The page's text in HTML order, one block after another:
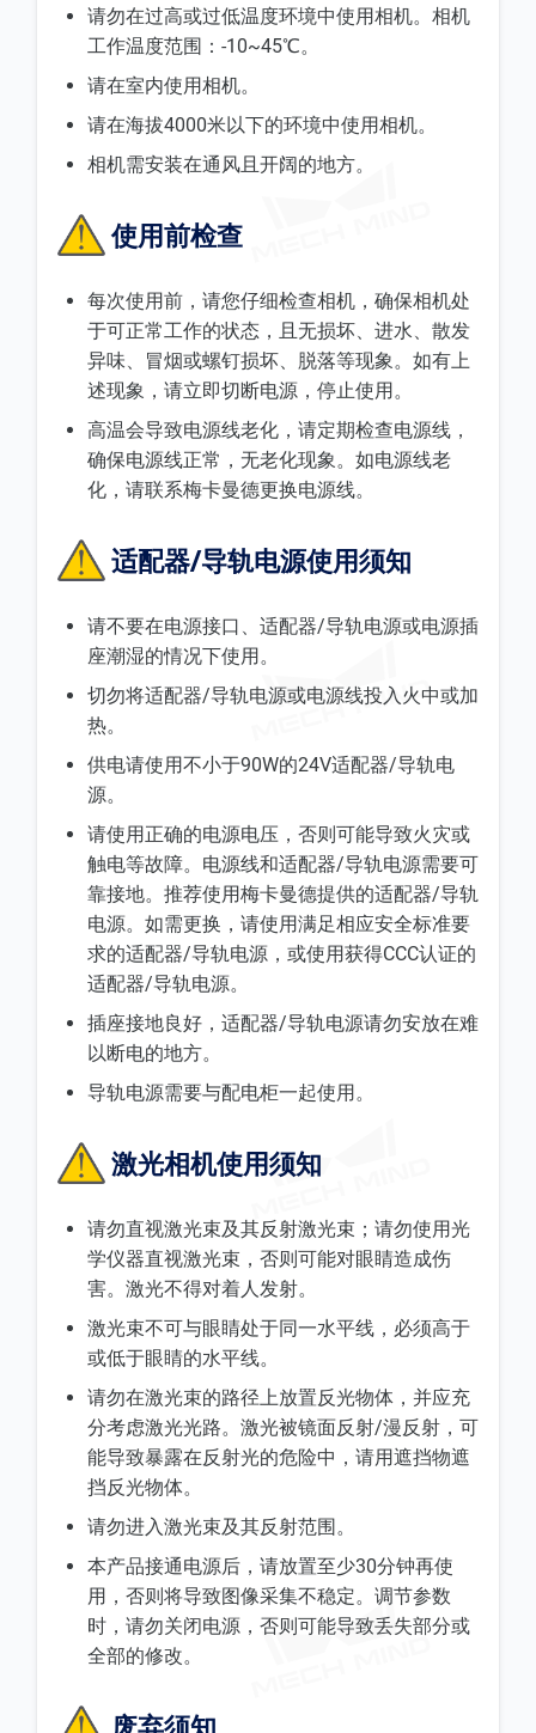
请勿在过高或过低温度环境中使用相机。相机
工作温度范围：-10~45℃。
请在室内使用相机。
请在海拔4000米以下的环境中使用相机。
相机需安装在通风且开阔的地方。
使用前检查
每次使用前，请您仔细检查相机，确保相机处
于可正常工作的状态，且无损坏、进水、散发
异味、冒烟或螺钉损坏、脱落等现象。如有上
述现象，请立即切断电源，停止使用。
高温会导致电源线老化，请定期检查电源线，
确保电源线正常，无老化现象。如电源线老
化，请联系梅卡曼德更换电源线。
适配器/导轨电源使用须知
请不要在电源接口、适配器/导轨电源或电源插
座潮湿的情况下使用。
切勿将适配器/导轨电源或电源线投入火中或加
热。
供电请使用不小于90W的24V适配器/导轨电
源。
请使用正确的电源电压，否则可能导致火灾或
触电等故障。电源线和适配器/导轨电源需要可
靠接地。推荐使用梅卡曼德提供的适配器/导轨
电源。如需更换，请使用满足相应安全标准要
求的适配器/导轨电源，或使用获得CCC认证的
适配器/导轨电源。
插座接地良好，适配器/导轨电源请勿安放在难
以断电的地方。
导轨电源需要与配电柜一起使用。
激光相机使用须知
请勿直视激光束及其反射激光束；请勿使用光
学仪器直视激光束，否则可能对眼睛造成伤
害。激光不得对着人发射。
激光束不可与眼睛处于同一水平线，必须高于
或低于眼睛的水平线。
请勿在激光束的路径上放置反光物体，并应充
分考虑激光光路。激光被镜面反射/漫反射，可
能导致暴露在反射光的危险中，请用遮挡物遮
挡反光物体。
请勿进入激光束及其反射范围。
本产品接通电源后，请放置至少30分钟再使
用，否则将导致图像采集不稳定。调节参数
时，请勿关闭电源，否则可能导致丢失部分或
全部的修改。